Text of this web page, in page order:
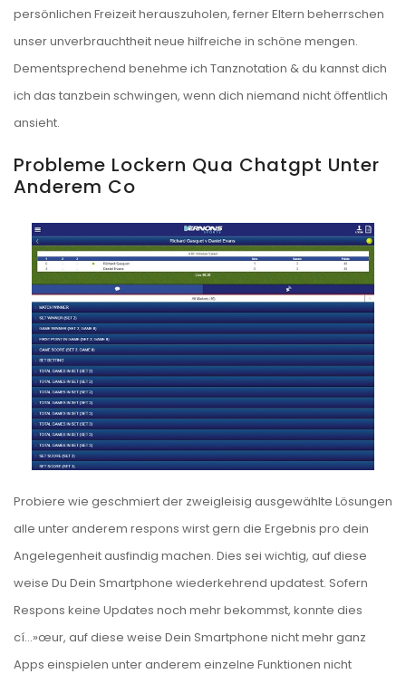
persönlichen Freizeit herauszuholen, ferner Eltern beherrschen
unser unverbrauchtheit neue hilfreiche in schöne mengen.
Dementsprechend benehme ich Tanznotation & du kannst dich
ich das tanzbein schwingen, wenn dich niemand nicht öffentlich
ansieht.
Probleme Lockern Qua Chatgpt Unter
Anderem Co
Probiere wie geschmiert der zweigleisig ausgewählte Lösungen
alle unter anderem respons wirst gern die Ergebnis pro dein
Angelegenheit ausfindig machen. Dies sei wichtig, auf diese
weise Du Dein Smartphone wiederkehrend updatest. Sofern
Respons keine Updates noch mehr bekommst, konnte dies
cí…»œur, auf diese weise Dein Smartphone nicht mehr ganz
Apps einspielen unter anderem einzelne Funktionen nicht